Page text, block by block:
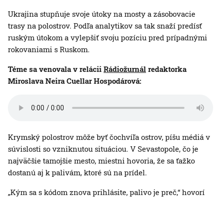
Ukrajina stupňuje svoje útoky na mosty a zásobovacie
trasy na polostrov. Podľa analytikov sa tak snaží predísť
ruským útokom a vylepšiť svoju pozíciu pred prípadnými
rokovaniami s Ruskom.
Téme sa venovala v relácii Rádiožurnál redaktorka
Miroslava Neira Cuellar Hospodárová:
Krymský polostrov môže byť čochvíľa ostrov, píšu médiá v
súvislosti so vzniknutou situáciou. V Sevastopole, čo je
najväčšie tamojšie mesto, miestni hovoria, že sa ťažko
dostanú aj k palivám, ktoré sú na prídel.
„Kým sa s kódom znova prihlásite, palivo je preč,“ hovorí